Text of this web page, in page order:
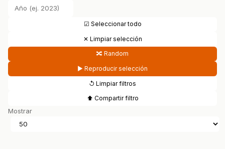
☑ Seleccionar todo
✕ Limpiar selección
🔀 Random
▶ Reproducir selección
↺ Limpiar filtros
⬆ Compartir filtro
Mostrar